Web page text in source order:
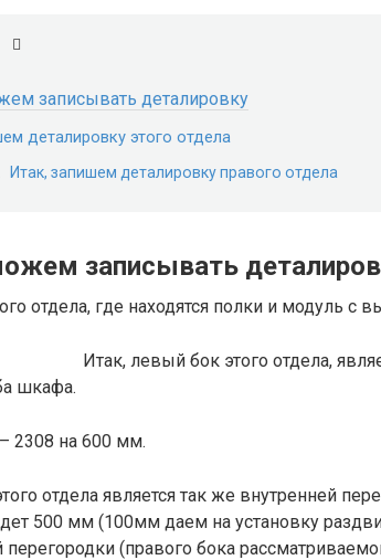
записывать деталировку
деталировку этого отдела
Итак, запишем деталировку правого отдела
записывать
отдела, где находятся полки и модуль
Итак, левый бок этого отдела,
шкафа.
2308 на 600 мм.
отдела является так же внутренней
500 мм (100мм даем на установку
(правого бока